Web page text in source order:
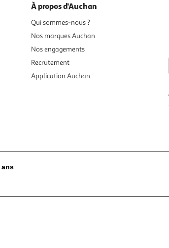
À propos d'Auchan
Qui sommes-nous ?
Nos marques Auchan
Nos engagements
Recrutement
Application Auchan
ans